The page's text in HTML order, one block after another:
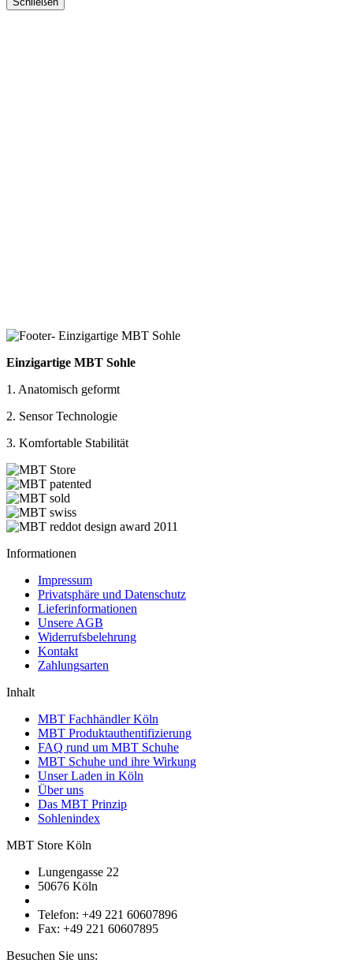
Einzigartige MBT Sohle
1. Anatomisch geformt
2. Sensor Technologie
3. Komfortable Stabilität
Informationen
Impressum
Privatsphäre und Datenschutz
Lieferinformationen
Unsere AGB
Widerrufsbelehrung
Kontakt
Zahlungsarten
Inhalt
MBT Fachhändler Köln
MBT Produktauthentifizierung
FAQ rund um MBT Schuhe
MBT Schuhe und ihre Wirkung
Unser Laden in Köln
Über uns
Das MBT Prinzip
Sohlenindex
MBT Store Köln
Lungengasse 22
50676 Köln
Telefon: +49 221 60607896
Fax: +49 221 60607895
Besuchen Sie uns: